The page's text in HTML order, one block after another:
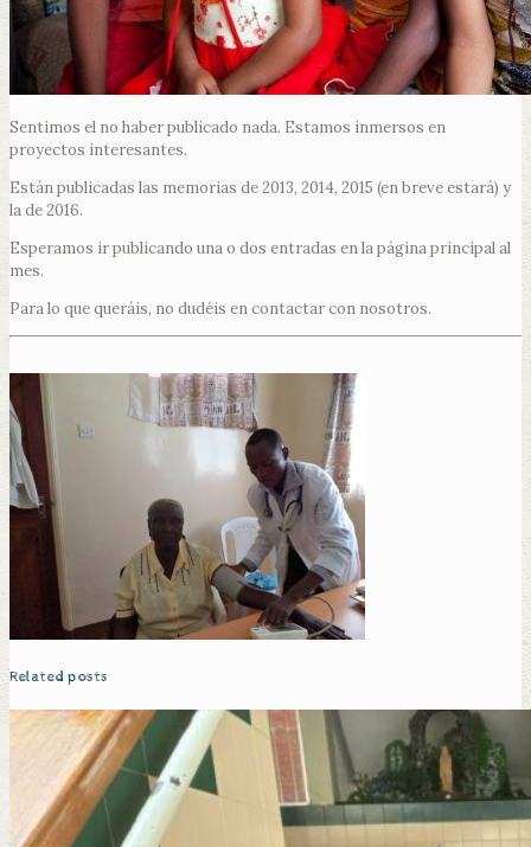
Sentimos el no haber publicado nada. Estamos inmersos en
proyectos interesantes.
Están publicadas las memorias de 2013, 2014, 2015 (en breve estará) y
la de 2016.
Esperamos ir publicando una o dos entradas en la página principal al
mes.
Para lo que queráis, no dudéis en contactar con nosotros.
Related posts